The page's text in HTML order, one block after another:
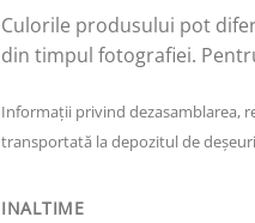
Culorile produsului pot
din timpul fotografiei.
Informații privind dezasamblarea,
transportată la depozitul de
INALTIME